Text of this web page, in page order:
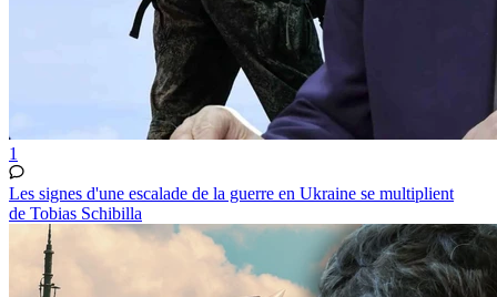
1
Les signes d'une escalade de la guerre en Ukraine se multiplient
de Tobias Schibilla